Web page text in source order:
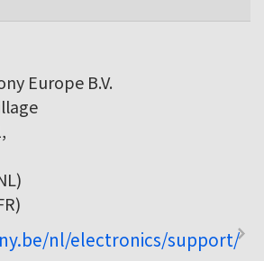
Europe B.V.
nl/electronics/support/